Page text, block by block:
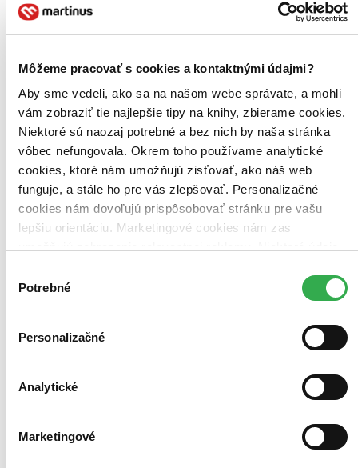
Môžeme pracovať s cookies a kontaktnými údajmi?
Aby sme vedeli, ako sa na našom webe správate, a mohli
vám zobraziť tie najlepšie tipy na knihy, zbierame cookies.
Niektoré sú naozaj potrebné a bez nich by naša stránka
vôbec nefungovala. Okrem toho používame analytické
cookies, ktoré nám umožňujú zisťovať, ako náš web
funguje, a stále ho pre vás zlepšovať. Personalizačné
cookies nám dovoľujú prispôsobovať stránku pre vašu
lepšiu orientáciu. Marketingové cookies nám zas
keby sme mohli používať všetky tieto cookies. Ďakujeme!
súhlasu
Potrebné
Personalizačné
Analytické
Marketingové
stretáva so spoveďami ľudí, ktorí ju žiadajú o radu. Deň čo deň si
najbližším. Mame, ktorá sa nevie zmieriť s odchodom...
Kniha
pevná väzba s prebalom
8,80 €
Na sklade 2 ks
Túto knihu máme síce aktuálne na sklade, máme však už iba
posledné kusy. Ak ju chcete mať rýchlo, ponáhľajte sa!
Dodanie ďalších môže trvať dlhšie, zvyčajne do piatich dní.
Pridať do zoznamu
Vložiť do košíka
Ach, mrzí nás to, ale platnosť licencie na predaj tohto titulu
vypršala. Nemôžeme ho už bohužiaľ predávať :-(
mierne opotrebovaná
a je mierne
čítal, môže jej chýbať prebal, nie je však poškodená tak, aby
to akokoľvek znižovalo zážitok z jej obsahu. Knihu sme
5,00 €
Na sklade